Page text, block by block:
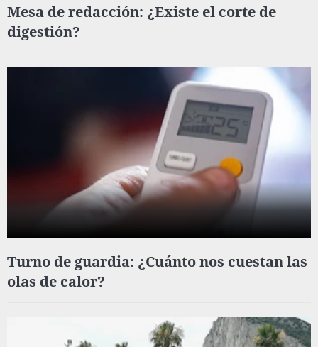
Mesa de redacción: ¿Existe el corte de
digestión?
Turno de guardia: ¿Cuánto nos cuestan las
olas de calor?